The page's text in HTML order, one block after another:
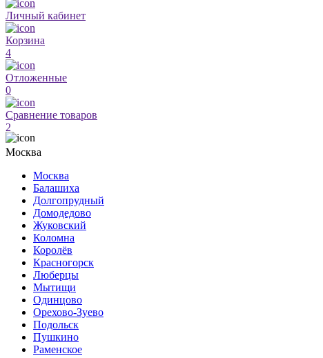
Личный кабинет
Корзина
4
Отложенные
0
Сравнение товаров
2
Москва
Москва
Балашиха
Долгопрудный
Домодедово
Жуковский
Коломна
Королёв
Красногорск
Люберцы
Мытищи
Одинцово
Орехово-Зуево
Подольск
Пушкино
Раменское